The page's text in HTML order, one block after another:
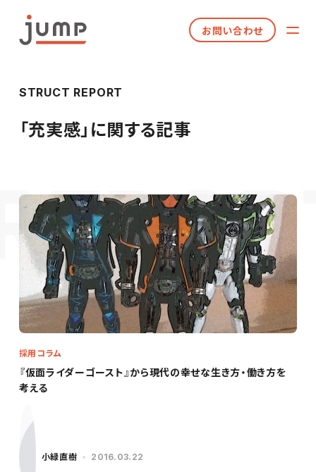
お問い合わせ
STRUCT REPORT
「充実感」に関する記事
『仮面ライダーゴースト』から現代の幸せな生き方・働き方を
考える
採用コラム
小緑直樹 2016.03.22